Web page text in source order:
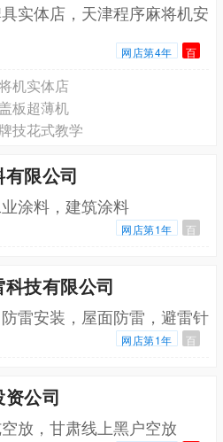
实体店，天津程序麻将机安
网店第4年 百
机实体店
板超薄机
技花式教学
限公司
涂料，建筑涂料
网店第1年 百
技有限公司
雷安装，屋面防雷，避雷针
网店第1年 百
公司
放，甘肃线上黑户空放